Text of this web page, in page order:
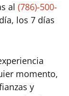
al (786)-500-
los 7 días
momento,
y